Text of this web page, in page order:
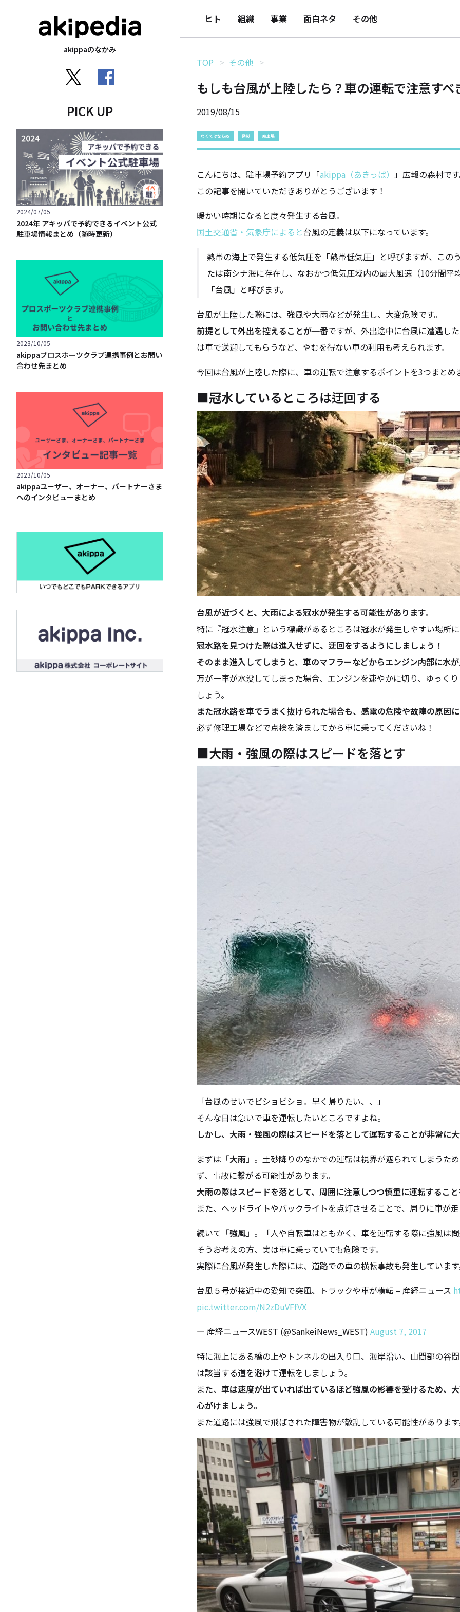
akippaのなかみ
PICK UP
2024/07/05
2024年 アキッパで予約できるイベント公式
駐車場情報まとめ（随時更新）
2023/10/05
akippaプロスポーツクラブ連携事例とお問い
合わせ先まとめ
2023/10/05
akippaユーザー、オーナー、パートナーさま
へのインタビューまとめ
ヒト 組織 事業 面白ネタ その他
TOP その他
もしも台風が上陸したら？車の運転で注意す
2019/08/15
なくてはならぬ 防災 駐車場
こんにちは、駐車場予約アプリ「akippa（あきっぱ） 」広報の森村で
この記事を開いていただきありがとうございます！
暖かい時期になると度々発生する台風。
国土交通省・気象庁によると台風の定義は以下になっています。
熱帯の海上で発生する低気圧を「熱帯低気圧」と呼びますが、こ
たは南シナ海に存在し、なおかつ低気圧域内の最大風速（10分間
「台風」と呼びます。
台風が上陸した際には、強風や大雨などが発生し、大変危険です。
前提として外出を控えることが一番ですが、外出途中に台風に遭遇し
は車で送迎してもらうなど、やむを得ない車の利用も考えられます。
今回は台風が上陸した際に、車の運転で注意するポイントを3つまとめ
■冠水しているところは迂回する
台風が近づくと、大雨による冠水が発生する可能性があります。
特に『冠水注意』という標識があるところは冠水が発生しやすい場所
冠水路を見つけた際は進入せずに、迂回をするようにしましょう！
そのまま進入してしまうと、車のマフラーなどからエンジン内部に水
万が一車が水没してしまった場合、エンジンを速やかに切り、ゆっく
しょう。
また冠水路を車でうまく抜けられた場合も、感電の危険や故障の原因
必ず修理工場などで点検を済ましてから車に乗ってくださいね！
■大雨・強風の際はスピードを落とす
「台風のせいでビショビショ。早く帰りたい、、」
そんな日は急いで車を運転したいところですよね。
しかし、大雨・強風の際はスピードを落として運転することが非常に
まずは 「大雨」 。土砂降りのなかでの運転は視界が遮られてしまうた
ず、事故に繋がる可能性があります。
大雨の際はスピードを落として、周囲に注意しつつ慎重に運転するこ
また、ヘッドライトやバックライトを点灯させることで、周りに車が
続いて 「強風」 。「人や自転車はともかく、車を運転する際に強風は
そうお考えの方、実は車に乗っていても危険です。
実際に台風が発生した際には、道路での車の横転事故も発生していま
台風５号が接近中の愛知で突風、トラックや車が横転 – 産経ニュース
pic.twitter.com/N2zDuVFfVX
— 産経ニュースWEST (@SankeiNews_WEST) August 7, 2017
特に海上にある橋の上やトンネルの出入り口、海岸沿い、山間部の谷
は該当する道を避けて運転をしましょう。
また、 車は速度が出ていれば出ているほど強風の影響を受けるため、
心がけましょう。
また道路には強風で飛ばされた障害物が散乱している可能性がありま